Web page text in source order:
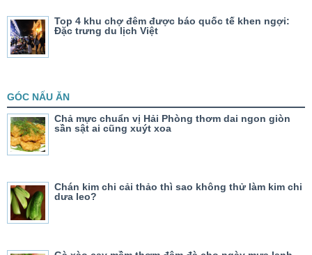
Top 4 khu chợ đêm được báo quốc tế khen ngợi:
Đặc trưng du lịch Việt
GÓC NẤU ĂN
Chả mực chuẩn vị Hải Phòng thơm dai ngon giòn
sần sật ai cũng xuýt xoa
Chán kim chi cải thảo thì sao không thử làm kim chi
dưa leo?